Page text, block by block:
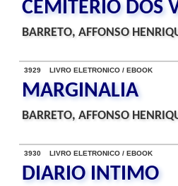
CEMITERIO DOS
BARRETO, AFFONSO
3929 LIVRO ELETRONICO / EBOOK
MARGINALIA
BARRETO, AFFONSO
3930 LIVRO ELETRONICO / EBOOK
DIARIO INTIMO